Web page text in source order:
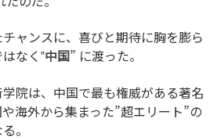
ャンスに、喜びと期待に胸を膨ら
なく‟中国” に渡った。
院は、中国で最も権威がある著名
海外から集まった”超エリート”の
。